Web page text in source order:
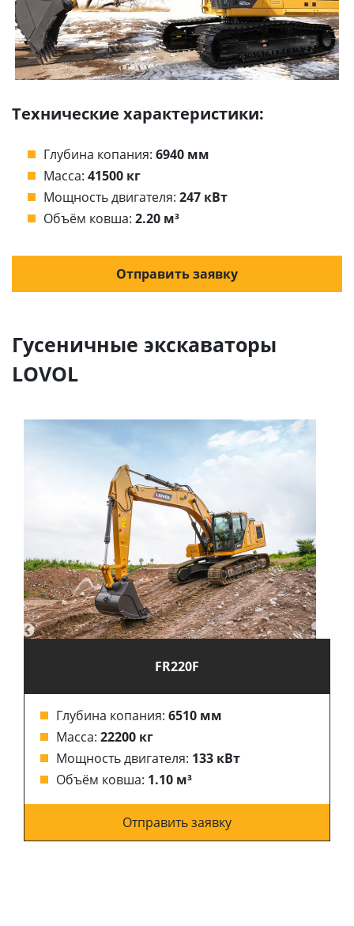
Технические характеристики:
Глубина копания: 6940 мм
Масса: 41500 кг
Мощность двигателя: 247 кВт
Объём ковша: 2.20 м³
Отправить заявку
Гусеничные экскаваторы
LOVOL
FR220F
Глубина копания: 6510 мм
Масса: 22200 кг
Мощность двигателя: 133 кВт
Объём ковша: 1.10 м³
Отправить заявку